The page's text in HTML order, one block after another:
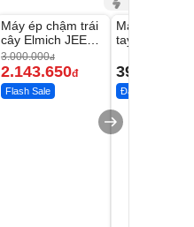
-28%
Máy ép chậm trái
cây Elmich JEE
1855OL
3.000.000đ
2.143.650đ
Flash Sale
Máy rửa xe
tay xịt rửa cao
399.000
Đã bán nhiều